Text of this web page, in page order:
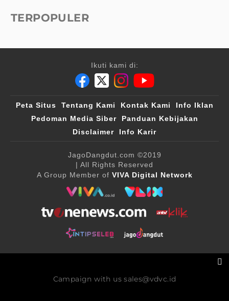
TERPOPULER
Ikuti kami di:
Peta Situs Tentang Kami Kontak Kami
Info Iklan
Pedoman Media Siber
Panduan Kebijakan
Disclaimer
Info Karir
JagoDangdut.com ©2019
| All Rights Reserved
A Group Member of VIVA Digital Network
